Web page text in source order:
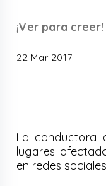
¡Ver para creer!
22 Mar 2017
La conductora
lugares
en redes